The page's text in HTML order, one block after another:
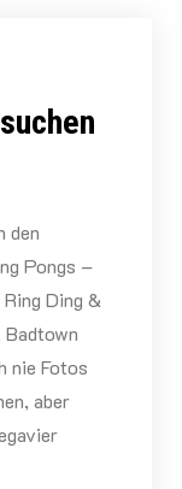
den
Pongs –
Ding &
nie Fotos
aber